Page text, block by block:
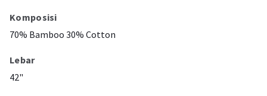
Komposisi
70% Bamboo 30% Cotton
Lebar
42"